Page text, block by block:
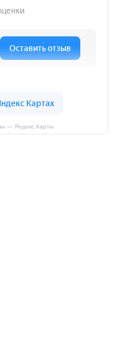
— Яндекс.Карты